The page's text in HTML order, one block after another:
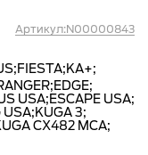
Артикул:N00000843
FIESTA;KA+;
EDGE;
USA;ESCAPE USA;
USA;KUGA 3;
CX482 MCA;